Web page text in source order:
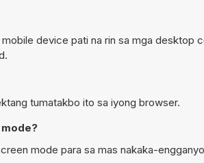
device pati na rin sa mga desktop
tumatakbo ito sa iyong browser.
mode para sa mas nakaka-